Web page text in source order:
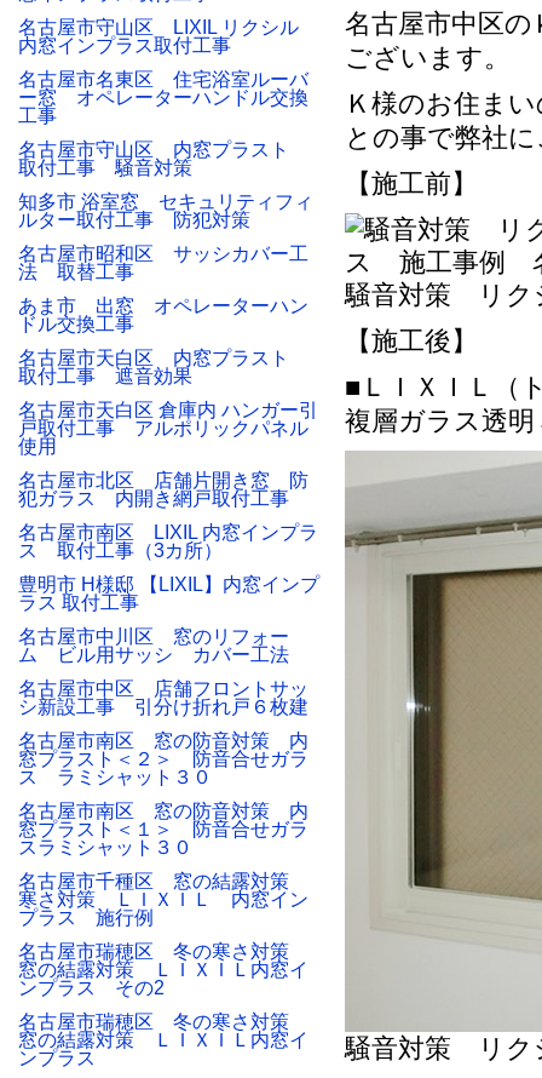
名古屋市中区
ございます。
Ｋ様のお住ま
との事で弊社
【施工前】
騒音対策 リク
【施工後】
■ＬＩＸＩＬ
複層ガラス透
騒音対策 リク
名古屋市守山区 LIXIL リクシル
内窓インプラス取付工事
名古屋市名東区 住宅浴室ルーバ
ー窓 オペレーターハンドル交換
工事
名古屋市守山区 内窓プラスト
取付工事 騒音対策
知多市 浴室窓 セキュリティフィ
ルター取付工事 防犯対策
名古屋市昭和区 サッシカバー工
法 取替工事
あま市 出窓 オペレーターハン
ドル交換工事
名古屋市天白区 内窓プラスト
取付工事 遮音効果
名古屋市天白区 倉庫内 ハンガー引
戸取付工事 アルポリックパネル
使用
名古屋市北区 店舗片開き窓 防
犯ガラス 内開き網戸取付工事
名古屋市南区 LIXIL 内窓インプラ
ス 取付工事（3カ所）
豊明市 H様邸 【LIXIL】内窓インプ
ラス 取付工事
名古屋市中川区 窓のリフォー
ム ビル用サッシ カバー工法
名古屋市中区 店舗フロントサッ
シ新設工事 引分け折れ戸６枚建
名古屋市南区 窓の防音対策 内
窓プラスト＜２＞ 防音合せガラ
ス ラミシャット３０
名古屋市南区 窓の防音対策 内
窓プラスト＜１＞ 防音合せガラ
スラミシャット３０
名古屋市千種区 窓の結露対策
寒さ対策 ＬＩＸＩＬ 内窓イン
プラス 施行例
名古屋市瑞穂区 冬の寒さ対策
窓の結露対策 ＬＩＸＩＬ内窓イ
ンプラス その2
名古屋市瑞穂区 冬の寒さ対策
窓の結露対策 ＬＩＸＩＬ内窓イ
ンプラス